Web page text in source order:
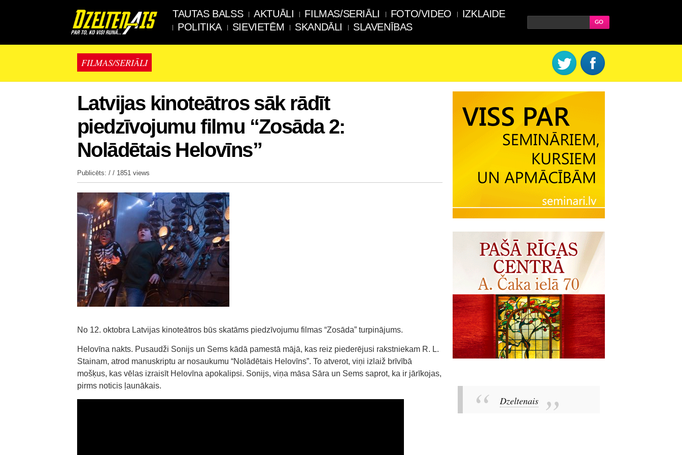
TAUTAS BALSS AKTUĀLI FILMAS/SERIĀLI FOTO/VIDEO
IZKLAIDE
POLITIKA
SIEVIETĒM SKANDĀLI SLAVENĪBAS
FILMAS/SERIĀLI
Latvijas kinoteātros sāk rādīt
piedzīvojumu filmu “Zosāda 2:
Nolādētais Helovīns”
Publicēts: / / 1851 views
No 12. oktobra Latvijas kinoteātros būs skatāms piedzīvojumu filmas “Zosāda” turpinājums.
Helovīna nakts. Pusaudži Sonijs un Sems kādā pamestā mājā, kas reiz piederējusi rakstniekam R. L.
Stainam, atrod manuskriptu ar nosaukumu “Nolādētais Helovīns”. To atverot, viņi izlaiž brīvībā
mošķus, kas vēlas izraisīt Helovīna apokalipsi. Sonijs, viņa māsa Sāra un Sems saprot, ka ir jārīkojas,
pirms noticis ļaunākais.
Dzeltenais